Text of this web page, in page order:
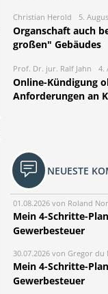
Christian Herold 5.
Organschaft auch
großen" Gebäudes
Prof. Dr. jur. Ralf Jahn 4.
Online-Kündigung
Anforderungen an
NEUESTE
01.08.2026 von Roland
Mein 4-Schritte-
Gewerbesteuer
30.07.2026 von Gregor
Mein 4-Schritte-
Gewerbesteuer